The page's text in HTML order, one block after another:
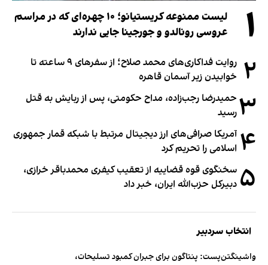
۱
لیست ممنوعه کریستیانو؛ ۱۰ چهره‌ای که در مراسم
عروسی رونالدو و جورجینا جایی ندارند
۲
روایت فداکاری‌های محمد صلاح؛ از سفرهای ۹ ساعته تا
خوابیدن زیر آسمان قاهره
۳ حمیدرضا رجب‌زاده، مداح حکومتی، پس از ربایش به قتل
رسید
۴ آمریکا صرافی‌های ارز دیجیتال مرتبط با شبکه قمار جمهوری
اسلامی را تحریم کرد
۵ سخنگوی قوه قضاییه از تعقیب کیفری محمدباقر خرازی،
دبیر‌کل حزب‌الله ایران، خبر داد
انتخاب سردبیر
واشینگتن‌پست: پنتاگون برای جبران کمبود تسلیحات،